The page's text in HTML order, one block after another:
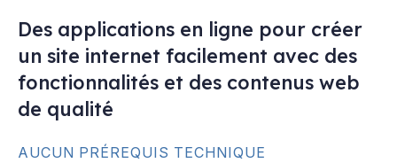
Des applications en ligne pour créer
un site internet facilement avec des
fonctionnalités et des contenus web
de qualité
AUCUN PRÉREQUIS TECHNIQUE